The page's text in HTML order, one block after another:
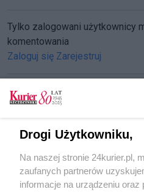
Tylko zalogowani użytkownicy
komentowania
Zaloguj się Zarejestruj
Skrzypiąca „Perełka” znów
Ostatnia taka przejażdżka.
kończą sezon
Drogi Użytkowniku,
Na naszej stronie 24kurier.pl,
zaufanych partnerów
informacje na urządzeniu